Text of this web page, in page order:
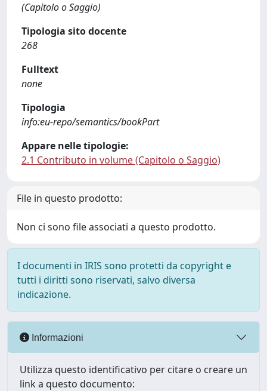
(Capitolo o Saggio)
Tipologia sito docente
268
Fulltext
none
Tipologia
info:eu-repo/semantics/bookPart
Appare nelle tipologie:
2.1 Contributo in volume (Capitolo o Saggio)
File in questo prodotto:
Non ci sono file associati a questo prodotto.
I documenti in IRIS sono protetti da copyright e
tutti i diritti sono riservati, salvo diversa
indicazione.
Informazioni
Utilizza questo identificativo per citare o creare un
link a questo documento: